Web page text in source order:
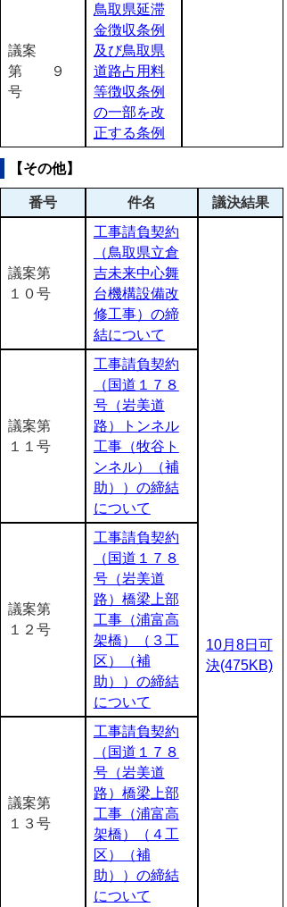
議案
第 ９
号
鳥取県延滞
金徴収条例
及び鳥取県
道路占用料
等徴収条例
の一部を改
正する条例
【その他】
番号 件名 議決結果
議案第
１０号
工事請負契約
（鳥取県立倉
吉未来中心舞
台機構設備改
修工事）の締
結について
10月8日可
決(475KB)
議案第
１１号
工事請負契約
（国道１７８
号（岩美道
路）トンネル
工事（牧谷ト
ンネル）（補
助））の締結
について
議案第
１２号
工事請負契約
（国道１７８
号（岩美道
路）橋梁上部
工事（浦富高
架橋）（３工
区）（補
助））の締結
について
議案第
１３号
工事請負契約
（国道１７８
号（岩美道
路）橋梁上部
工事（浦富高
架橋）（４工
区）（補
助））の締結
について